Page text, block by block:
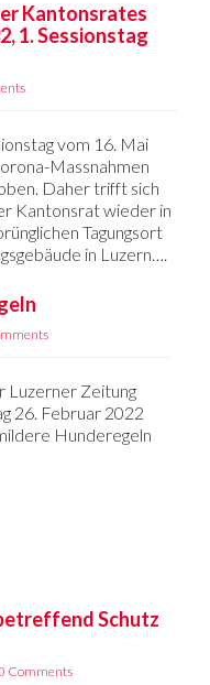
Kantonsrates
1. Sessionstag
vom 16. Mai
Massnahmen
Daher trifft sich
Kantonsrat wieder in
Tagungsort
in Luzern….
Luzerner Zeitung
26. Februar 2022
Hunderegeln
Schutz
Comments